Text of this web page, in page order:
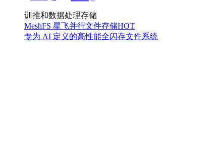
训推和数据处理存储
MeshFS 星飞并行文件存储HOT
专为 AI 定义的高性能全闪存文件系统